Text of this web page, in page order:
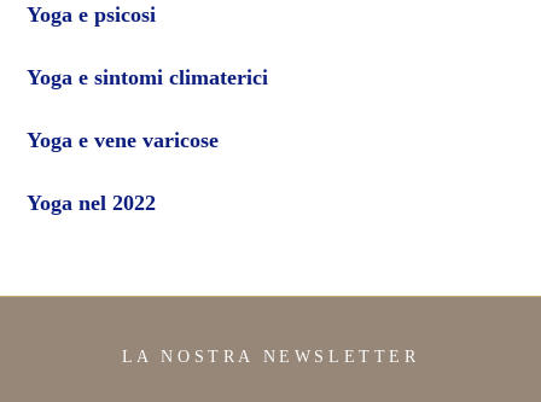
Yoga e psicosi
Yoga e sintomi climaterici
Yoga e vene varicose
Yoga nel 2022
LA NOSTRA NEWSLETTER